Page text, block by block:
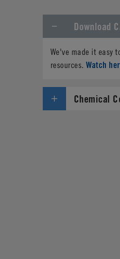
Download
We've made it easy
resources.Watch
Chemical